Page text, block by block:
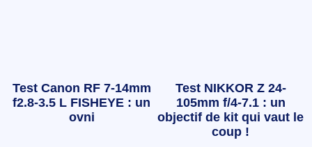
Test Canon RF 7-14mm
f2.8-3.5 L FISHEYE : un
ovni
Test NIKKOR Z 24-
105mm f/4-7.1 : un
objectif de kit qui vaut le
coup !